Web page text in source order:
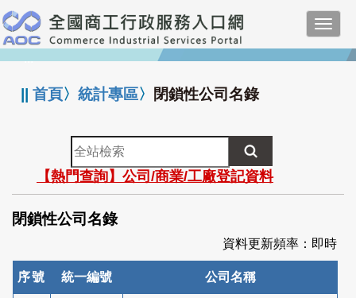
跳
到
主
要
:::
||首頁〉統計專區〉 閉鎖性公司名錄
全
站
檢
索
【熱門查詢】公司/商業/工廠登記資料
閉鎖性公司名錄
資料更新頻率：即時
序號 統一編號 公司名稱